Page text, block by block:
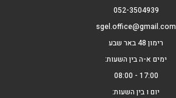
052-3504939
sgel.office@gmail.com
רימון 48 באר שבע
ימים א-ה בין השעות:
17:00 - 08:00
יום ו בין השעות: